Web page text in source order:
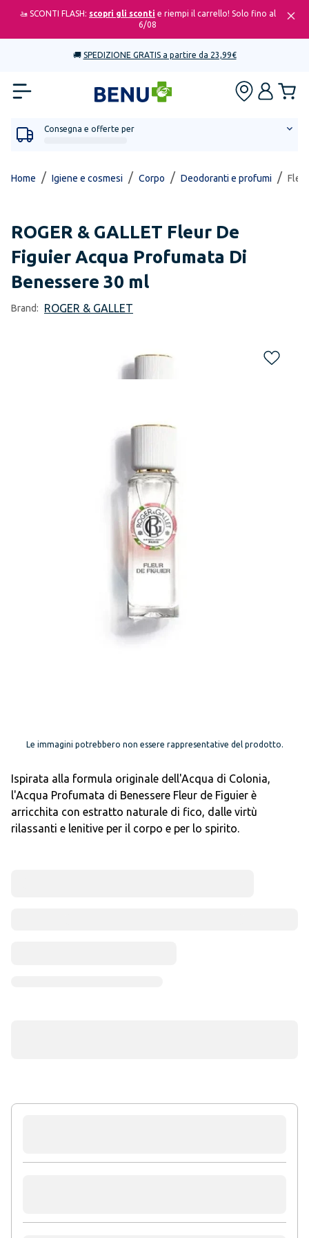
🚤 SCONTI FLASH: scopri gli sconti e riempi il carrello! Solo fino al
6/08
🚚 SPEDIZIONE GRATIS a partire da 23,99€
Consegna e offerte per
Home / Igiene e cosmesi / Corpo / Deodoranti e profumi /
ROGER & GALLET Fleur De
Figuier Acqua Profumata Di
Benessere 30 ml
Brand: ROGER & GALLET
Le immagini potrebbero non essere rappresentative del prodotto.
Ispirata alla formula originale dell'Acqua di Colonia,
l'Acqua Profumata di Benessere Fleur de Figuier è
arricchita con estratto naturale di fico, dalle virtù
rilassanti e lenitive per il corpo e per lo spirito.